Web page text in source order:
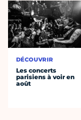
DÉCOUVRIR
Les concerts
parisiens à voir en
août